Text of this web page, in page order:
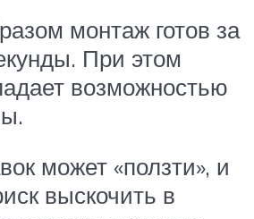
монтаж готов за
При этом
возможностью
может «ползти», и
выскочить в